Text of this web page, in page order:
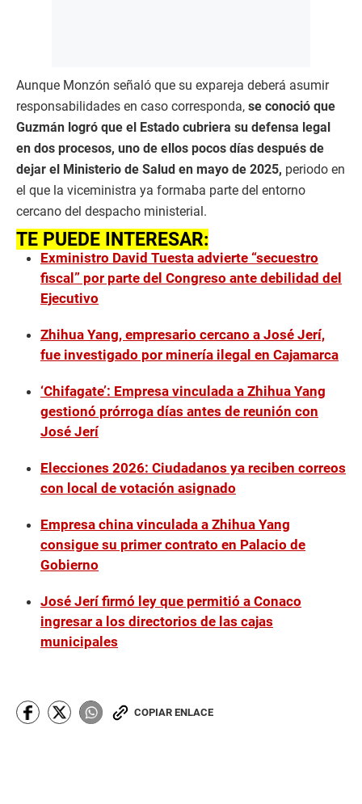
Aunque Monzón señaló que su expareja deberá asumir
responsabilidades en caso corresponda, se conoció que
Guzmán logró que el Estado cubriera su defensa legal
en dos procesos, uno de ellos pocos días después de
dejar el Ministerio de Salud en mayo de 2025, periodo en
el que la viceministra ya formaba parte del entorno
cercano del despacho ministerial.
TE PUEDE INTERESAR:
Exministro David Tuesta advierte “secuestro
fiscal” por parte del Congreso ante debilidad del
Ejecutivo
Zhihua Yang, empresario cercano a José Jerí,
fue investigado por minería ilegal en Cajamarca
‘Chifagate’: Empresa vinculada a Zhihua Yang
gestionó prórroga días antes de reunión con
José Jerí
Elecciones 2026: Ciudadanos ya reciben correos
con local de votación asignado
Empresa china vinculada a Zhihua Yang
consigue su primer contrato en Palacio de
Gobierno
José Jerí firmó ley que permitió a Conaco
ingresar a los directorios de las cajas
municipales
COPIAR ENLACE